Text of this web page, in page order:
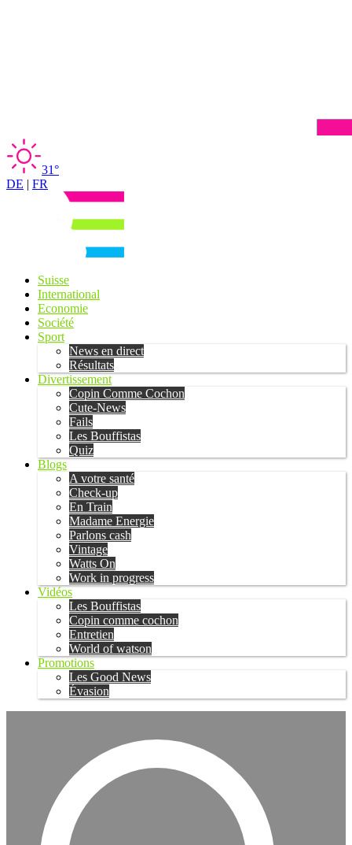
31°
DE | FR
Suisse
International
Economie
Société
Sport
News en direct
Résultats
Divertissement
Copin Comme Cochon
Cute-News
Fails
Les Bouffistas
Quiz
Blogs
A votre santé
Check-up
En Train
Madame Energie
Parlons cash
Vintage
Watts On
Work in progress
Vidéos
Les Bouffistas
Copin comme cochon
Entretien
World of watson
Promotions
Les Good News
Évasion